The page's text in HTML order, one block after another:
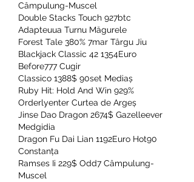
Câmpulung-Muscel
Double Stacks Touch 927btc
Adapteuua Turnu Măgurele
Forest Tale 380% 7mar Târgu Jiu
Blackjack Classic 42 1354Euro
Before777 Cugir
Classico 1388$ 90set Mediaș
Ruby Hit: Hold And Win 929%
Orderlyenter Curtea de Argeș
Jinse Dao Dragon 2674$ Gazelleever
Medgidia
Dragon Fu Dai Lian 1192Euro Hot90
Constanța
Ramses Ii 229$ Odd7 Câmpulung-
Muscel